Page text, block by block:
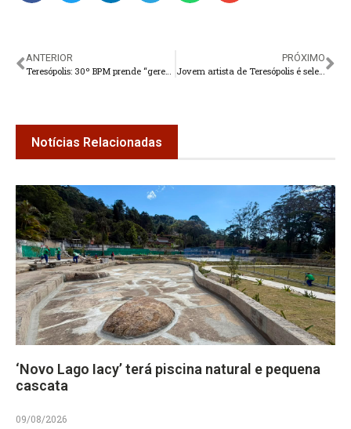
ANTERIOR
Teresópolis: 30º BPM prende “gerente” do tráfico no Rosário
PRÓXIMO
Jovem artista de Teresópolis é selecionada para expor suas obras no Louvre, em Paris
Notícias Relacionadas
‘Novo Lago Iacy’ terá piscina natural e pequena
cascata
09/08/2026